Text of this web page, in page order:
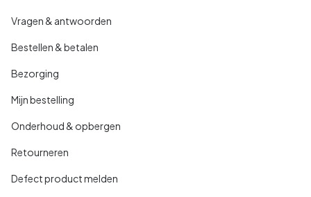
Vragen & antwoorden
Bestellen & betalen
Bezorging
Mijn bestelling
Onderhoud & opbergen
Retourneren
Defect product melden